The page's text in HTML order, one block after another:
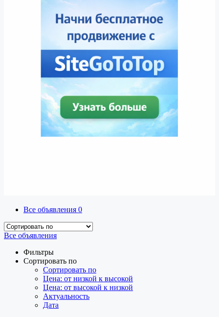
Все объявления 0
Все объявления
Фильтры
Сортировать по
Сортировать по
Цена: от низкой к высокой
Цена: от высокой к низкой
Актуальность
Дата